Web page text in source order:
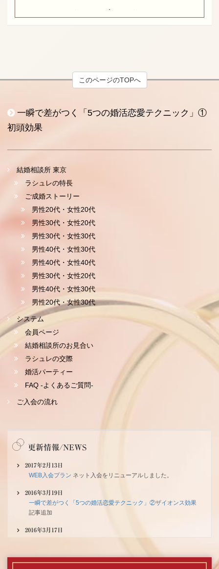
男性40代｜女性30代
会員Mさん、飾らないお人柄で素敵な
笑顔の女性会員Fさん･･･
続きを読む
のご成婚報告がありました。 ご成婚
されたのは千葉在住の男性会員Mさん
と東京在住の女性会員Fさん。この人
なら、そう思えた理由･･･
男性30代｜女性20代
（千葉県在住）
りますよね。もちろん結婚相談所でも
あるんです。 今回ご紹介するご成婚
カップルは、ご入会時期もほぼ一緒、
二人とも初めてのお見合いで･･･
続きを読む
男性40代｜女性30代
（千葉県在住）
幸せいっぱいの笑顔 大手結婚相談所O
れから半年余り･･･
男性20代｜女性20代
（千葉県在住） （千葉県在住）
員Mさんと20代女性会員Fさんのお二
半というご年齢･･･
このページのTOPへ
一瞬で差がつく「5つの婚活恋愛テクニック」①
初頭効果
結婚相談所 東京
ラシュレの特長
ご成婚ストーリー
男性20代・女性20代
男性30代・女性20代
男性30代・女性30代
男性40代・女性30代
男性40代・女性40代
男性30代・女性20代
男性40代・女性30代
男性20代・女性30代
システム
会員ページ
結婚相談所のお見合い
ラシュレの交際
婚活パーティー
FAQ -よくあるご質問-
ご入会の流れ
20代の方
婚活ガイド一覧
お見合いの基本とポイント
お見合いの流れ
マナーについて
ポイント（男性）
更新情報/NEWS
2017年2月13日
WEB入会プラン ネット入会をリニューアルしました。
2016年3月19日
一瞬で差がつく「5つの婚活恋愛テクニック」②ザイオンス効果
記事追加
2016年3月17日